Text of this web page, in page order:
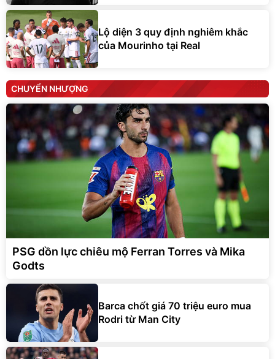
Lộ diện 3 quy định nghiêm khắc
của Mourinho tại Real
CHUYỂN NHƯỢNG
PSG dồn lực chiêu mộ Ferran Torres và Mika
Godts
Barca chốt giá 70 triệu euro mua
Rodri từ Man City